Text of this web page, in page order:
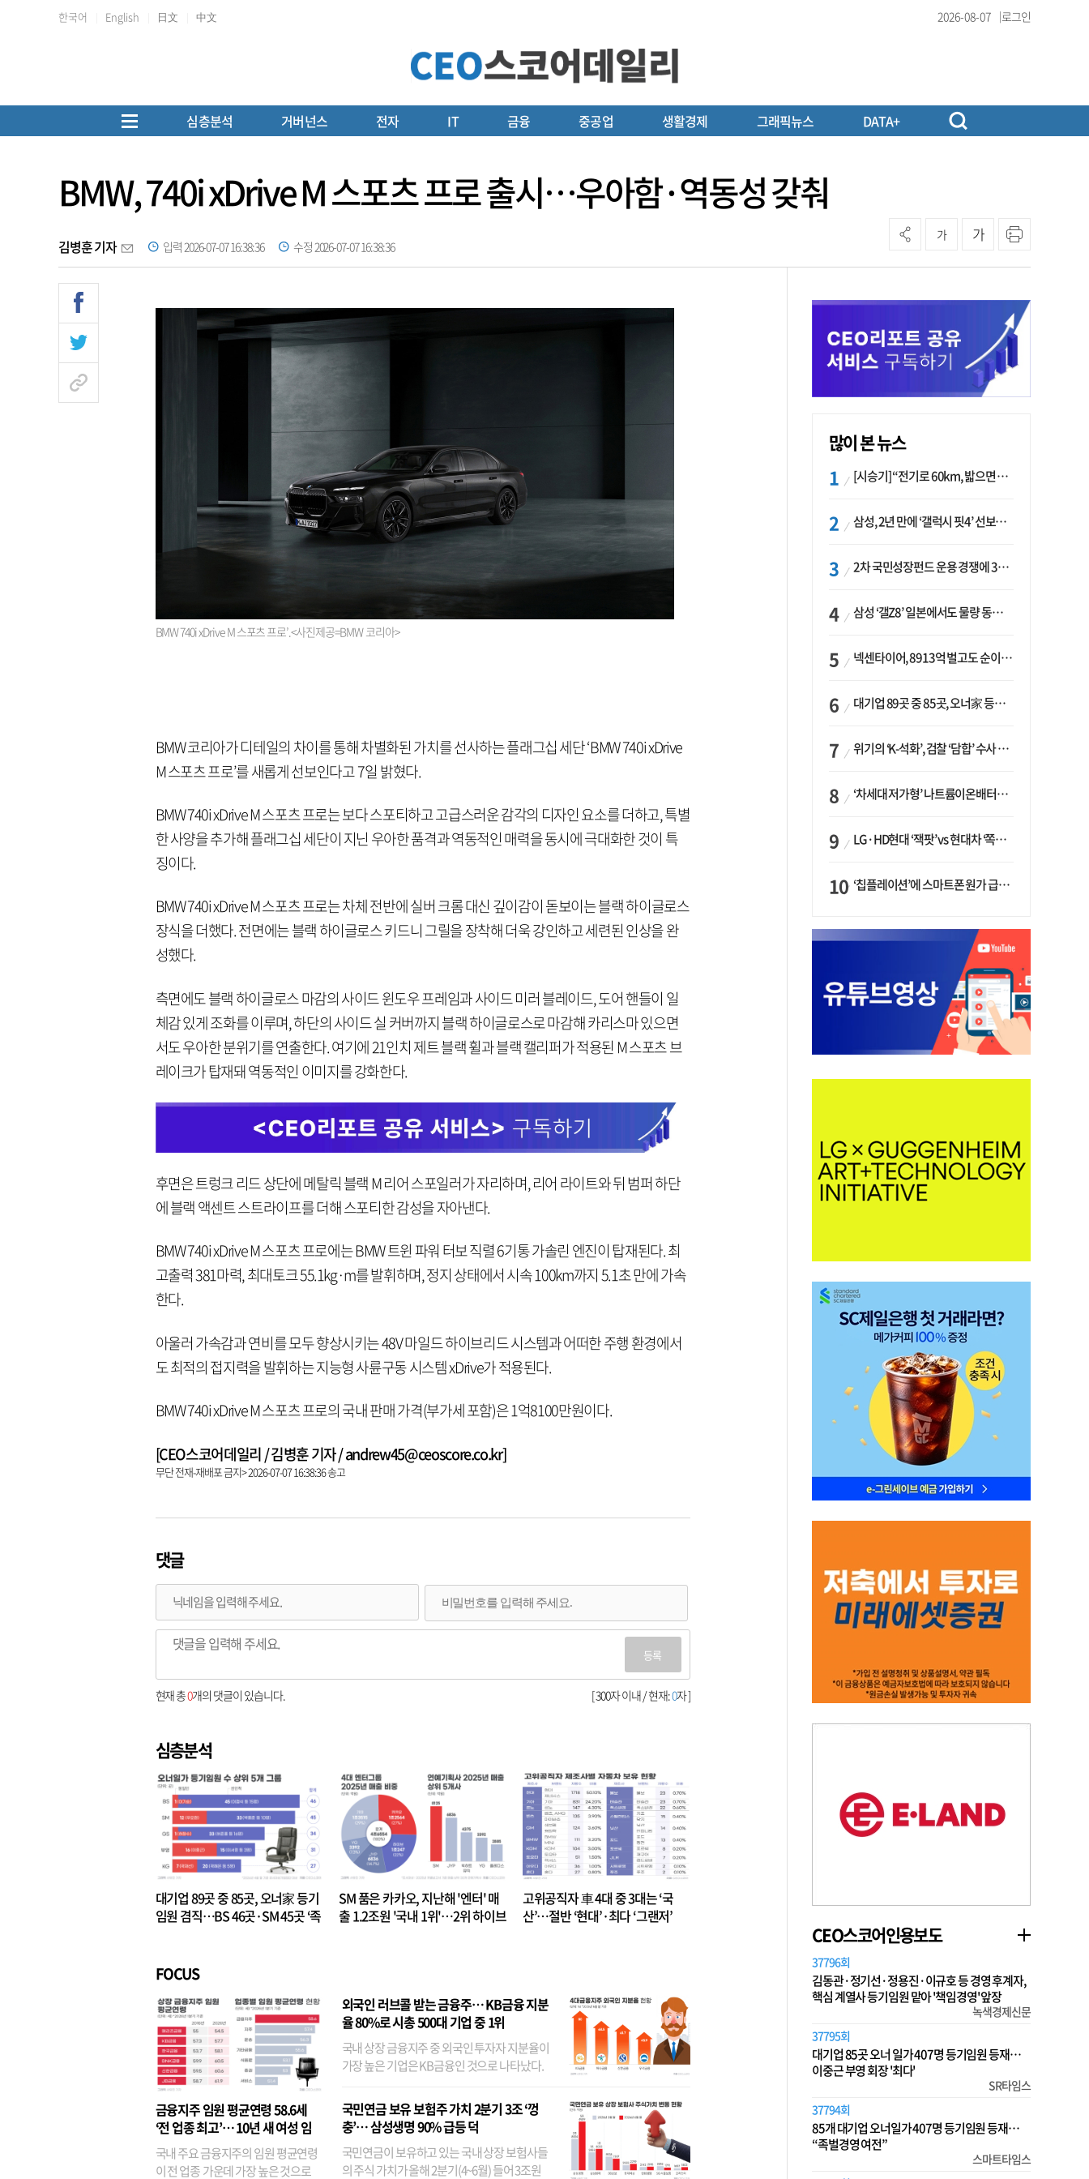
한국어 English 日文 中文 2026-08-07 로그인
심층분석 거버넌스 전자 IT 금융 중공업 생활경제 그래픽뉴스 DATA+
BMW, 740i xDrive M 스포츠 프로 출시…우아함·역동성 갖춰
김병훈 기자 입력 2026-07-07 16:38:36 수정 2026-07-07 16:38:36
가 가
BMW 740i xDrive M 스포츠 프로’.<사진제공=BMW 코리아>
BMW 코리아가 디테일의 차이를 통해 차별화된 가치를 선사하는 플래그십 세단 ‘BMW 740i xDrive
M 스포츠 프로’를 새롭게 선보인다고 7일 밝혔다.
BMW 740i xDrive M 스포츠 프로는 보다 스포티하고 고급스러운 감각의 디자인 요소를 더하고, 특별
한 사양을 추가해 플래그십 세단이 지닌 우아한 품격과 역동적인 매력을 동시에 극대화한 것이 특
징이다.
BMW 740i xDrive M 스포츠 프로는 차체 전반에 실버 크롬 대신 깊이감이 돋보이는 블랙 하이글로스
장식을 더했다. 전면에는 블랙 하이글로스 키드니 그릴을 장착해 더욱 강인하고 세련된 인상을 완
성했다.
측면에도 블랙 하이글로스 마감의 사이드 윈도우 프레임과 사이드 미러 블레이드, 도어 핸들이 일
체감 있게 조화를 이루며, 하단의 사이드 실 커버까지 블랙 하이글로스로 마감해 카리스마 있으면
서도 우아한 분위기를 연출한다. 여기에 21인치 제트 블랙 휠과 블랙 캘리퍼가 적용된 M 스포츠 브
레이크가 탑재돼 역동적인 이미지를 강화한다.
후면은 트렁크 리드 상단에 메탈릭 블랙 M 리어 스포일러가 자리하며, 리어 라이트와 뒤 범퍼 하단
에 블랙 액센트 스트라이프를 더해 스포티한 감성을 자아낸다.
BMW 740i xDrive M 스포츠 프로에는 BMW 트윈 파워 터보 직렬 6기통 가솔린 엔진이 탑재된다. 최
고출력 381마력, 최대토크 55.1kg·m를 발휘하며, 정지 상태에서 시속 100km까지 5.1초 만에 가속
한다.
아울러 가속감과 연비를 모두 향상시키는 48V 마일드 하이브리드 시스템과 어떠한 주행 환경에서
도 최적의 접지력을 발휘하는 지능형 사륜구동 시스템 xDrive가 적용된다.
BMW 740i xDrive M 스포츠 프로의 국내 판매 가격(부가세 포함)은 1억8100만원이다.
[CEO스코어데일리 / 김병훈 기자 / andrew45@ceoscore.co.kr]
무단 전재-재배포 금지> 2026-07-07 16:38:36 송고
댓글
등록
[ 300자 이내 / 현재:0자 ]
현재 총0개의 댓글이 있습니다.
심층분석
대기업 89곳 중 85곳, 오너家 등기
임원 겸직…BS 46곳·SM 45곳 ‘족
SM 품은 카카오, 지난해 '엔터' 매
출 1.2조원 '국내 1위'…2위 하이브
고위공직자 車 4대 중 3대는 ‘국
산’…절반 ‘현대’·최다 ‘그랜저’
FOCUS
금융지주 임원 평균연령 58.6세
‘전 업종 최고’… 10년 새 여성 임
원은 14배 껑충
국내 주요 금융지주의 임원 평균연령
이 전 업종 가운데 가장 높은 것으로
외국인 러브콜 받는 금융주… KB금융 지분
율 80%로 시총 500대 기업 중 1위
국내 상장 금융지주 중 외국인 투자자 지분율이
가장 높은 기업은 KB금융인 것으로 나타났다.
융이었다. 특히 KB금융은 지난달 말 기준 해외
기관투자자 지분율이...
국민연금 보유 보험주 가치 2분기 3조 ‘껑
충’… 삼성생명 90% 급등 덕
국민연금이 보유하고 있는 국내 상장 보험사들
의 주식 가치가 올해 2분기(4~6월) 들어 3조원
많이 본 뉴스
[시승기] “전기로 60km, 밟으면 462마력”…볼보 XC60 T8의 두 얼굴
삼성, 2년 만에 ‘갤럭시 핏4’ 선보이나…웨어러블 생태계 확장 ‘시동’
2차 국민성장펀드 운용 경쟁에 33개사 몰렸다…신한·하나 등 새 얼굴 대거 합류
삼성 ‘갤Z8’ 일본에서도 물량 동났다…애플 참전 앞두고 선두 수성 ‘시험대’
넥센타이어, 8913억 벌고도 순이익 2억…유럽 세부담에 이익 증발
대기업 89곳 중 85곳, 오너家 등기임원 겸직…BS 46곳·SM 45곳 ‘족벌경영’ 고착화
위기의 ‘K-석화’, 검찰 ‘담합’ 수사 착수…“LG·한화·롯데 등 7개 업체, 8개 제품 가격 담합”
‘차세대 저가형’ 나트륨이온배터리 시대 오나…LG화학·에코프로, 상용화 속도낸다
LG·HD현대 ‘잭팟’ vs 현대차 ‘쪽박’…글로벌 사모펀드, 韓 대기업 투자 ‘희비’
‘칩플레이션’에 스마트폰 원가 급등…삼성전자, ‘엑시노스’ 채택 확대하나
CEO스코어인용보도
37796회
김동관·정기선·정용진·이규호 등 경영 후계자,
핵심 계열사 등기임원 맡아 '책임경영' 앞장
녹색경제신문
37795회
대기업 85곳 오너 일가 407명 등기임원 등재…
이중근 부영 회장 '최다'
SR타임스
37794회
85개 대기업 오너일가 407명 등기임원 등재…
“족벌경영 여전”
스마트타임스